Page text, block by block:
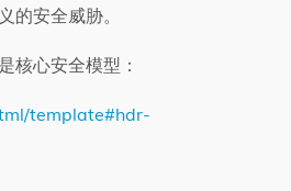
的安全威胁。
核心安全模型：
template#hdr-